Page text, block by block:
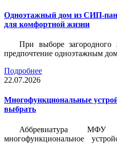
Одноэтажный дом из СИП-
для комфортной жизни
При выборе
предпочтение одноэтажным
Подробнее
22.07.2026
Многофункциональные
выбрать
Аббревиатура МФУ
многофункциональное